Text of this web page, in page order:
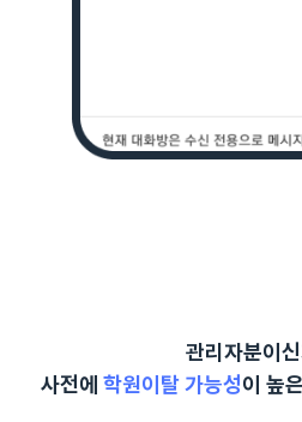
관리자분이
사전에 학원이탈 가능성이 높